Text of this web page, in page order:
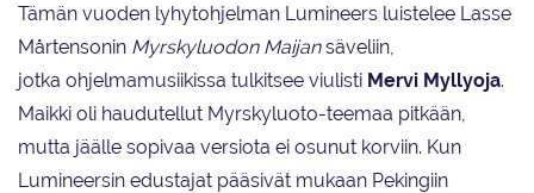
Tämän vuoden lyhytohjelman Lumineers luistelee Lasse
Mårtensonin Myrskyluodon Maijansäveliin,
jotka ohjelmamusiikissa tulkitsee viulisti Mervi Myllyoja.
Maikki oli haudutellut Myrskyluoto-teemaa pitkään,
mutta jäälle sopivaa versiota ei osunut korviin. Kun
Lumineersin edustajat pääsivät mukaan Pekingiin